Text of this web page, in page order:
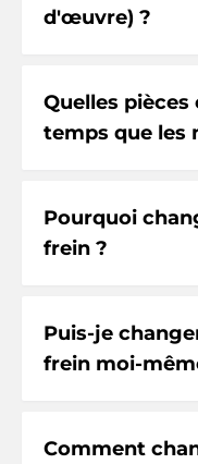
d'œuvre) ?
Quelles
temps que les
Pourquoi
frein ?
Puis-je
frein moi-
Comment